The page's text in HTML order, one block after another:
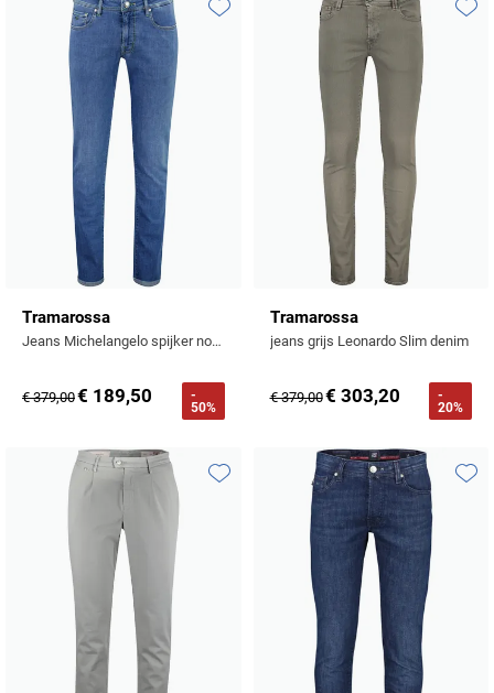
Tramarossa
Jeans Michelangelo spijker normale fit
€ 379,00€ 189,50
-
50%
Toevoegen aan favorieten
Tramarossa
jeans grijs Leonardo Slim denim
€ 379,00€ 303,20
-
20%
Toevoegen aan favorieten